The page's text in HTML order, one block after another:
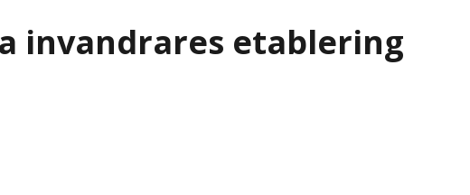
invandrares etablering